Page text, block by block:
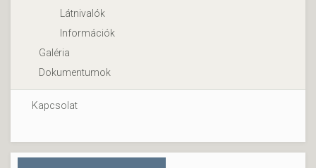
Látnivalók
Információk
Galéria
Dokumentumok
Kapcsolat